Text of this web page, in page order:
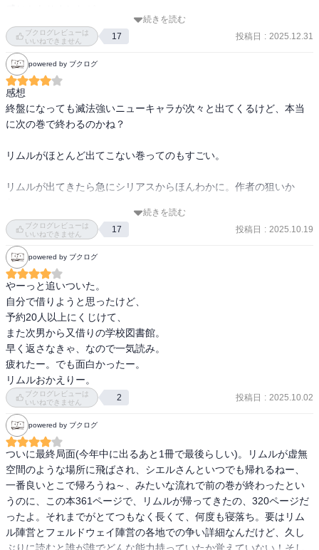
そう考えると主人公の偉大さを感じる本巻であった気がします。
転スラももうそろそろ終盤で次巻が最終巻とのことらしいです。
次巻も楽しみにしています。
続きを読む
ブクログレビューは
いいねできません
17 投稿日 : 2025.12.31
powered by ブクログ
感想
終盤になっても滅法強いニューキャラが次々と出てくるけど、本当
に次の巻で終わるのかね？
リムルがほとんど出てこない巻ってのもすごい。
リムルが出てきたら急にシリアスからほんわかに。作者の狙いか
あらすじ
テスタロッサは、ギィとヴェルザードの闘いを観察して、第三者の
存在に気づく。ヴェルザードに協力していたのはあらゆる者の始祖
トワイライトだった。
テスタロッサは虚無の力を操り、トワイライトを封じ込める。これ
によりヴェルザードの手を一つ減らす。
一方、神樹に暴走したミリムとフェルドウェイが迫っていた。フェ
ルドウェイの相手はザラリオが、ミリムの相手はエルメシア、シル
ビア、レオンでするが、エルメシアが追い詰められる。そこにクロ
エが現れて、ミリムの相手をする。
天通閣は、ルミナスの呼びかけで強者が集まり、結界をはる。そこ
にジャヒルが現れ、ルミナスを妨害するが、復活したユウキによっ
て倒される。
フェルドウェイは、ザラリオたちの相手をしていたが、そこにディ
アブロが現れる。ディアブロは虚無の力を取り込み、互角の闘いを
する。危機を感じたフェルドウェイはミリムに神樹の破壊を命ず
続きを読む
ブクログレビューは
いいねできません
17 投稿日 : 2025.10.19
powered by ブクログ
やーっと追いついた。
自分で借りようと思ったけど、
予約20人以上にくじけて、
また次男から又借りの学校図書館。
早く返さなきゃ、なので一気読み。
疲れたー。でも面白かったー。
リムルおかえりー。
ブクログレビューは
いいねできません
2 投稿日 : 2025.10.02
powered by ブクログ
ついに最終局面(今年中に出るあと1冊で最後らしい)。リムルが虚無
空間のような場所に飛ばされ、シエルさんといつでも帰れるねー、
一番良いとこで帰ろうね～、みたいな流れで前の巻が終わったとい
うのに、この本361ページで、リムルが帰ってきたの、320ページだ
ったよ。それまでがとてつもなく長くて、何度も寝落ち。要はリム
ル陣営とフェルドウェイ陣営の各地での争い詳細なんだけど、久し